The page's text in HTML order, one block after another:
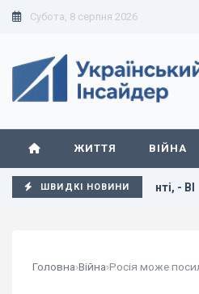
Субота, 8 серпня 2026
ЖИТТЯ ВІЙНА
ШВИДКІ НОВИНИ
на фронті, - BI У
Головна›Війна›